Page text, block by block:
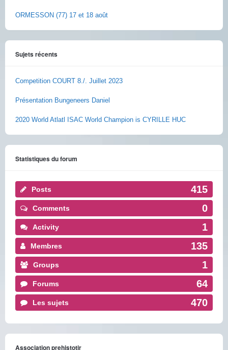
ORMESSON (77) 17 et 18 août
Sujets récents
Competition COURT 8./. Juillet 2023
Présentation Bungeneers Daniel
2020 World Atlatl ISAC World Champion is CYRILLE HUC
Statistiques du forum
Posts 415
Comments 0
Activity 1
Membres 135
Groups 1
Forums 64
Les sujets 470
Association prehistotir